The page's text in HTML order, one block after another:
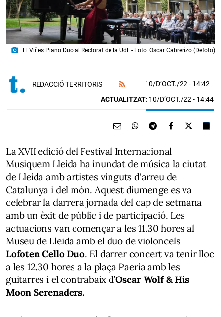
photo_camera El Viñes Piano Duo al Rectorat de la UdL - Foto: Oscar Cabrerizo (Defoto)
REDACCIÓ TERRITORIS 10/D’OCT./22 - 14:42
ACTUALITZAT: 10/D’OCT./22 - 14:44
La XVII edició del Festival Internacional
Musiquem Lleida ha inundat de música la ciutat
de Lleida amb artistes vinguts d'arreu de
Catalunya i del món. Aquest diumenge es va
celebrar la darrera jornada del cap de setmana
amb un èxit de públic i de participació. Les
actuacions van començar a les 11.30 hores al
Museu de Lleida amb el duo de violoncels
Lofoten Cello Duo. El darrer concert va tenir lloc
a les 12.30 hores a la plaça Paeria amb les
guitarres i el contrabaix d’Oscar Wolf & His
Moon Serenaders.